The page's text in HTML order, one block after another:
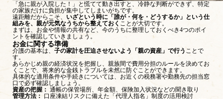
「急に親が入院した！」と慌てて動き出すと、冷静な判断ができず、特定
の家族だけに負担が集中してしまいがちです。
遠距離だからこそ、 いざという時に「誰が・何を・どうするか」という仕
組みを、親が元気なうちから整えておく ことが大切です。
まずは、お金や情報の共有など、今のうちに整理しておくべき4つのポイ
ントを確認していきましょう。
お金に関する準備
介護の基本は、 子の家計を圧迫させないよう「親の資産」で行う ことで
す。
あらかじめ親の経済状況を把握し、親族間で費用分担のルールを決めてお
くことで、将来的な金銭トラブルを未然に防ぐことができます。
具体的な適用条件や手続きについては、お近くの税務署や勤務先の担当窓
口で必ず確認しましょう。
資産の把握： 通帳の保管場所、年金額、保険加入状況などの聞き取り
管理方法： 口座凍結リスクに備えた「代理人指名」制度の活用検討